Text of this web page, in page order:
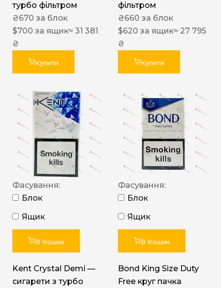
турбо фільтром
₴670 за блок
$700 за ящик≈ 31 381
₴
Купити
фільтром
₴660 за блок
$620 за ящик≈ 27 795
₴
Купити
Фасування:
Блок
Ящик
В Кошик
Kent Crystal Demi —
сигарети з турбо
Фасування:
Блок
Ящик
В Кошик
Bond King Size Duty
Free круг пачка